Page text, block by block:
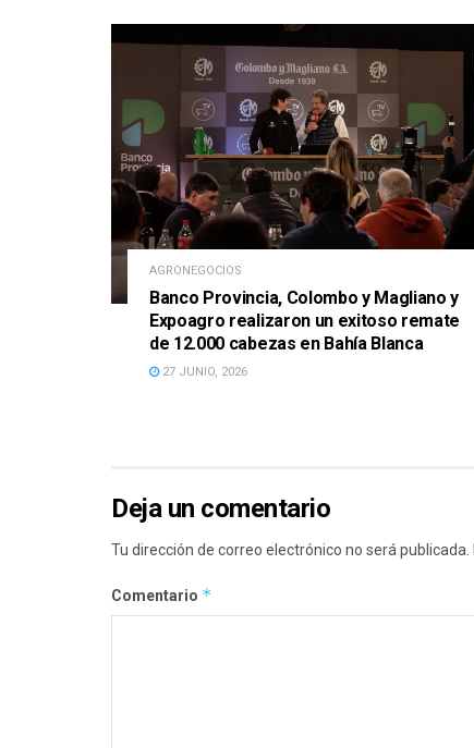
AGRONEGOCIOS
Banco Provincia, Colombo y Magliano y
Expoagro realizaron un exitoso remate
de 12.000 cabezas en Bahía Blanca
27 JUNIO, 2026
Deja un comentario
Tu dirección de correo electrónico no será publicada.
Comentario *